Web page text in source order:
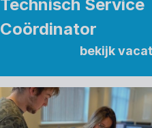
Technisch Service
Coördinator
bekijk